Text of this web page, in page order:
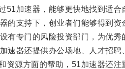
加速器，能够更快地找到适合
支持下，创业者们能够得到资
专门的风险投资部门，为优秀
器还提供办公场地、人才招聘
源方面的帮助，51加速器还注